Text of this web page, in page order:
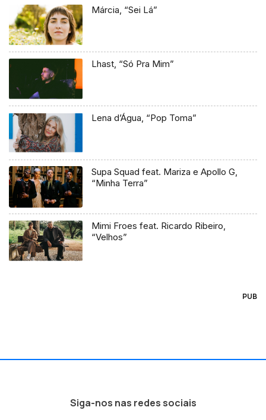
Márcia, “Sei Lá”
Lhast, “Só Pra Mim”
Lena d’Água, “Pop Toma”
Supa Squad feat. Mariza e Apollo G,
“Minha Terra”
Mimi Froes feat. Ricardo Ribeiro,
“Velhos”
PUB
Siga-nos nas redes sociais